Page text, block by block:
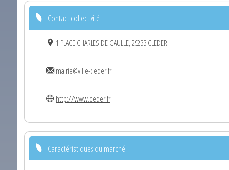
Contact collectivité
1 PLACE CHARLES DE GAULLE, 29233 CLEDER
mairie@ville-cleder.fr
http://www.cleder.fr
Caractéristiques du marché